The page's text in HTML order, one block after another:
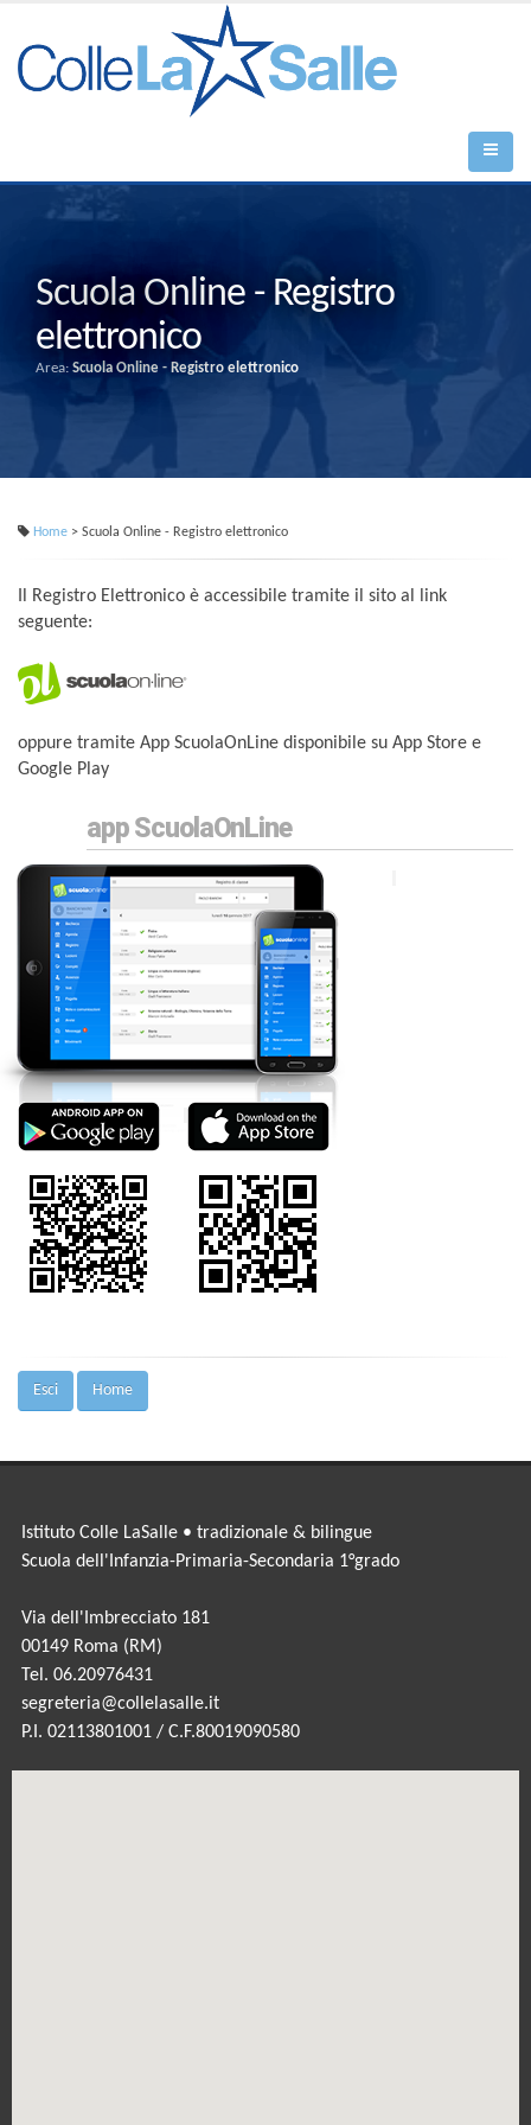
Scuola Online - Registro
elettronico
Area: Scuola Online - Registro elettronico
Home > Scuola Online - Registro elettronico
Il Registro Elettronico è accessibile tramite il sito al link
seguente:
oppure tramite App ScuolaOnLine disponibile su App Store e
Google Play
app ScuolaOnLine
Esci Home
Istituto Colle LaSalle • tradizionale & bilingue
Scuola dell'Infanzia-Primaria-Secondaria 1°grado
Via dell'Imbrecciato 181
00149 Roma (RM)
Tel. 06.20976431
segreteria@collelasalle.it
P.I. 02113801001 / C.F.80019090580